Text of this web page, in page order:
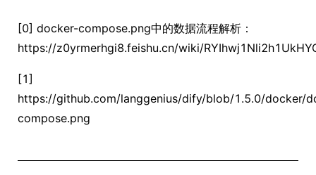
[0] docker-compose.png中的数据流程解析：
https://z0yrmerhgi8.feishu.cn/wiki/
[1]
https://github.com/langgenius/dify/blob/1.5.0/docker/
compose.png